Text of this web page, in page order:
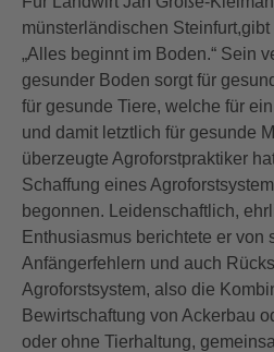
münsterländischen
„Alles beginnt im Boden.“ Sein
gesunder Boden sorgt für
für gesunde Tiere, welche für
und damit letztlich für gesunde
überzeugte Agroforstpraktiker
Schaffung eines
begonnen. Leidenschaftlich,
Enthusiasmus berichtete er von
Anfängerfehlern und auch
Agroforstsystem, also die
Bewirtschaftung von Ackerbau
oder ohne Tierhaltung,